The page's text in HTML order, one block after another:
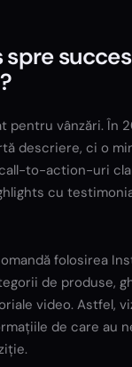
spre
pentru vânzări. În
descriere, ci o
to-action-uri
cu
folosirea
de produse,
video. Astfel,
de care au